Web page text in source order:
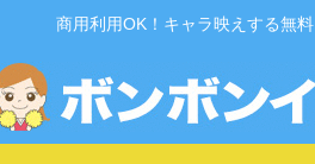
商用利用OK！キャラ映えする無